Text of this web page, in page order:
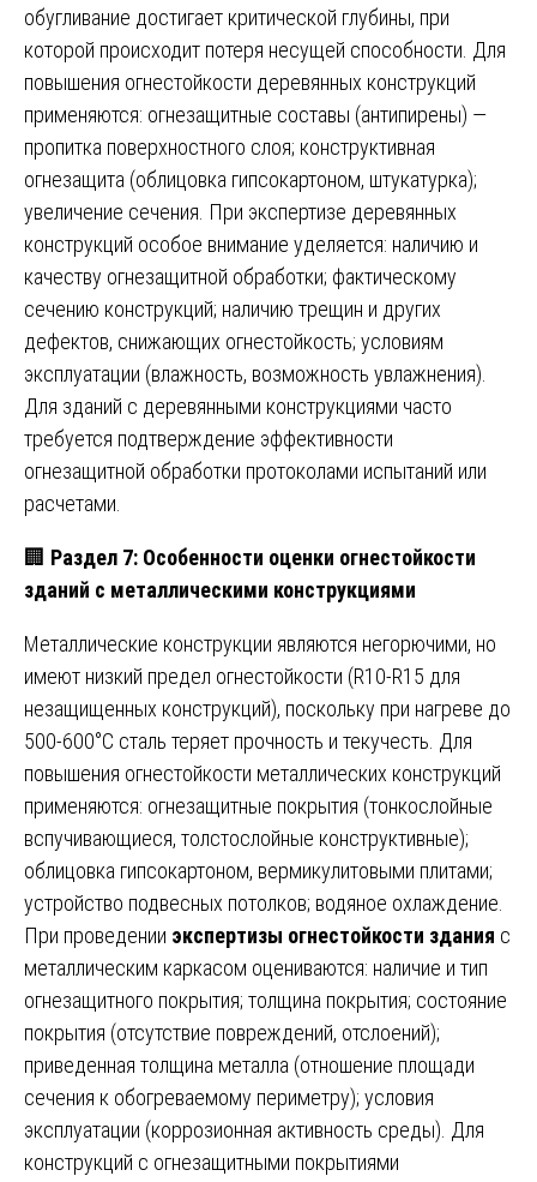
обугливание достигает критической глубины, при
которой происходит потеря несущей способности. Для
повышения огнестойкости деревянных конструкций
применяются: огнезащитные составы (антипирены) —
пропитка поверхностного слоя; конструктивная
огнезащита (облицовка гипсокартоном, штукатурка);
увеличение сечения. При экспертизе деревянных
конструкций особое внимание уделяется: наличию и
качеству огнезащитной обработки; фактическому
сечению конструкций; наличию трещин и других
дефектов, снижающих огнестойкость; условиям
эксплуатации (влажность, возможность увлажнения).
Для зданий с деревянными конструкциями часто
требуется подтверждение эффективности
огнезащитной обработки протоколами испытаний или
расчетами.
🏢 Раздел 7: Особенности оценки огнестойкости
зданий с металлическими конструкциями
Металлические конструкции являются негорючими, но
имеют низкий предел огнестойкости (R10-R15 для
незащищенных конструкций), поскольку при нагреве до
500-600°С сталь теряет прочность и текучесть. Для
повышения огнестойкости металлических конструкций
применяются: огнезащитные покрытия (тонкослойные
вспучивающиеся, толстослойные конструктивные);
облицовка гипсокартоном, вермикулитовыми плитами;
устройство подвесных потолков; водяное охлаждение.
При проведении экспертизы огнестойкости здания с
металлическим каркасом оцениваются: наличие и тип
огнезащитного покрытия; толщина покрытия; состояние
покрытия (отсутствие повреждений, отслоений);
приведенная толщина металла (отношение площади
сечения к обогреваемому периметру); условия
эксплуатации (коррозионная активность среды). Для
конструкций с огнезащитными покрытиями